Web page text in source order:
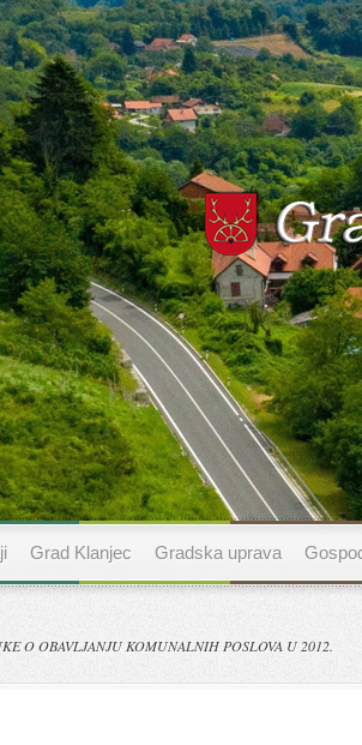
Grad Klanjec Gradska uprava
O OBAVLJANJU KOMUNALNIH POSLOVA U 2012.